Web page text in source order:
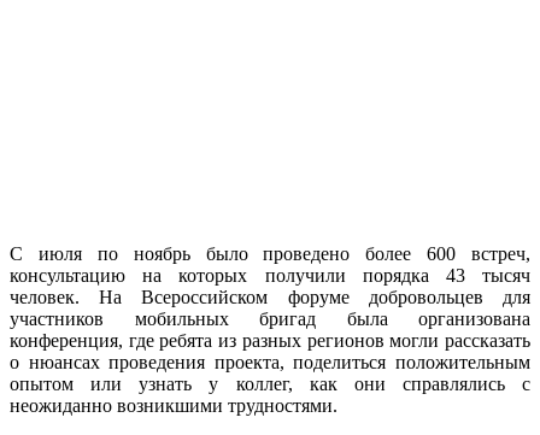
С июля по ноябрь было проведено более 600 встреч,
консультацию на которых получили порядка 43 тысяч
человек. На Всероссийском форуме добровольцев для
участников мобильных бригад была организована
конференция, где ребята из разных регионов могли рассказать
о нюансах проведения проекта, поделиться положительным
опытом или узнать у коллег, как они справлялись с
неожиданно возникшими трудностями.